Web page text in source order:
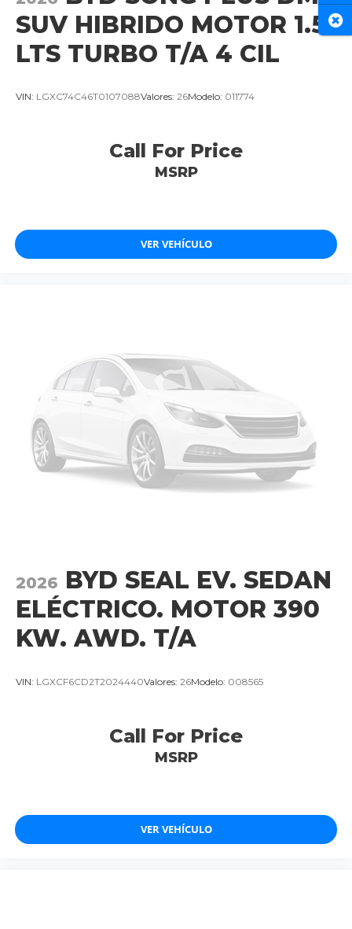
SUV HIBRIDO MOTOR 1.5
LTS TURBO T/A 4 CIL
VIN: LGXC74C46T0107088Valores: 26Modelo: 011774
Call For Price
MSRP
VER VEHÍCULO
2026 BYD SEAL EV. SEDAN
ELÉCTRICO. MOTOR 390
KW. AWD. T/A
VIN: LGXCF6CD2T2024440Valores: 26Modelo: 008565
Call For Price
MSRP
VER VEHÍCULO